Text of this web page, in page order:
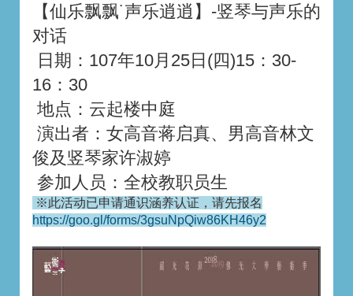
【仙乐飘飘˙声乐逍逍】-竖琴与声乐的
对话
日期：107年10月25日(四)15：30-
16：30
地点：云起楼中庭
演出者： 女高音蒋启真、男高音林文
俊及竖琴家许淑婷
参加人员：全校教职员生
※此活动已申请通识涵养认证，请先报名
https://goo.gl/forms/3gsuNpQiw86KH46y2